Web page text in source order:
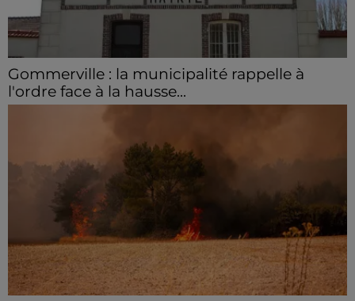
Gommerville : la municipalité rappelle à
l'ordre face à la hausse...
Incrustation de déchets, déjections sur les sites
hausse des incivilités, la mairie de Gommerville
hausse...